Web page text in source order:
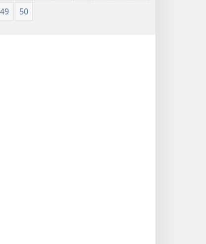
49
50